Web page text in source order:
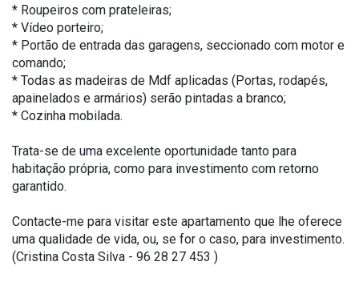
* Roupeiros com prateleiras;
* Vídeo porteiro;
* Portão de entrada das garagens, seccionado com motor e
comando;
* Todas as madeiras de Mdf aplicadas (Portas, rodapés,
apainelados e armários) serão pintadas a branco;
* Cozinha mobilada.
Trata-se de uma excelente oportunidade tanto para
habitação própria, como para investimento com retorno
garantido.
Contacte-me para visitar este apartamento que lhe oferece
uma qualidade de vida, ou, se for o caso, para investimento.
(Cristina Costa Silva - 96 28 27 453 )